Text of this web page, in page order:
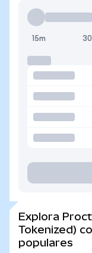
15m
Explora
Tokenized)
populares